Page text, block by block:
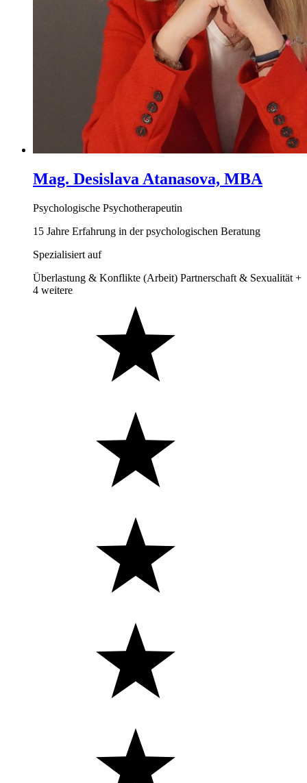
Mag. Desislava Atanasova, MBA
Psychologische Psychotherapeutin
15 Jahre Erfahrung in der psychologischen Beratung
Spezialisiert auf
Überlastung & Konflikte (Arbeit) Partnerschaft & Sexualität +
4 weitere